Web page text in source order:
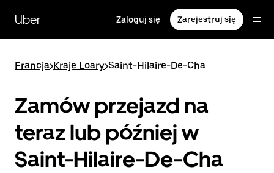
głównej
zawartości
Uber Zaloguj się Zarejestruj się
Francja>Kraje Loary>Saint-Hilaire-De-Cha
Zamów przejazd na
teraz lub później w
Saint-Hilaire-De-Cha